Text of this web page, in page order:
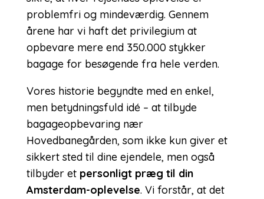
problemfri og mindeværdig. Gennem
årene har vi haft det privilegium at
opbevare mere end 350.000 stykker
bagage for besøgende fra hele verden.
Vores historie begyndte med en enkel,
men betydningsfuld idé – at tilbyde
bagageopbevaring nær
Hovedbanegården, som ikke kun giver et
sikkert sted til dine ejendele, men også
tilbyder et personligt præg til din
Amsterdam-oplevelse. Vi forstår, at det